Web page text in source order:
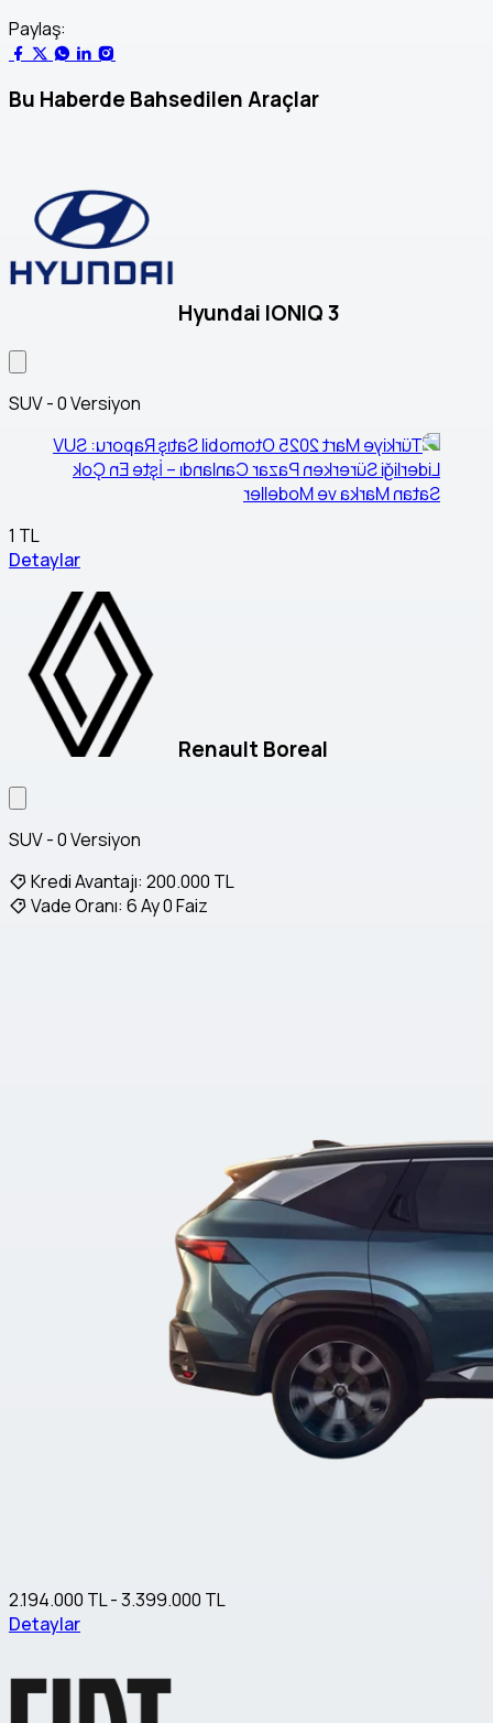
Paylaş:
Bu Haberde Bahsedilen Araçlar
Hyundai IONIQ 3
SUV - 0 Versiyon
1 TL
Detaylar
Renault Boreal
SUV - 0 Versiyon
Kredi Avantajı: 200.000 TL
Vade Oranı: 6 Ay 0 Faiz
2.194.000 TL - 3.399.000 TL
Detaylar